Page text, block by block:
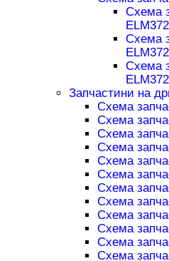
Схема
Схема
Схема
Запчастини на
Схема
Схема
Схема
Схема
Схема
Схема
Схема
Схема
Схема
Схема
Схема
Схема